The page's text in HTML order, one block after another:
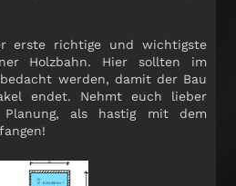
erste richtige und wichtigste
Holzbahn. Hier sollten im
werden, damit der Bau
endet. Nehmt euch lieber
als hastig mit dem